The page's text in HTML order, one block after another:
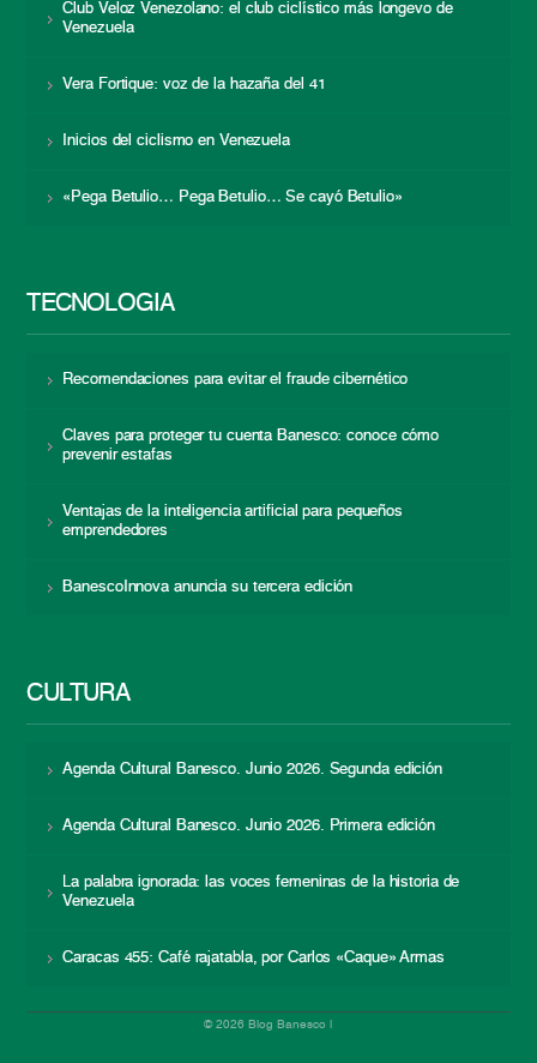
Club Veloz Venezolano: el club ciclístico más longevo de
Venezuela
Vera Fortique: voz de la hazaña del 41
Inicios del ciclismo en Venezuela
«Pega Betulio… Pega Betulio… Se cayó Betulio»
TECNOLOGÍA
Recomendaciones para evitar el fraude cibernético
Claves para proteger tu cuenta Banesco: conoce cómo
prevenir estafas
Ventajas de la inteligencia artificial para pequeños
emprendedores
BanescoInnova anuncia su tercera edición
CULTURA
Agenda Cultural Banesco. Junio 2026. Segunda edición
Agenda Cultural Banesco. Junio 2026. Primera edición
La palabra ignorada: las voces femeninas de la historia de
Venezuela
Caracas 455: Café rajatabla, por Carlos «Caque» Armas
© 2026 Blog Banesco |